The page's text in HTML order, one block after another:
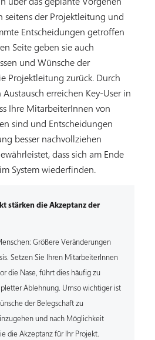
seitens der Projektleitung und
Entscheidungen getroffen
Seite geben sie auch
und Wünsche der
Projektleitung zurück. Durch
erreichen Key-User in
Ihre MitarbeiterInnen von
sind und Entscheidungen
besser nachvollziehen
dass sich am Ende
System wiederfinden.
stärken die Akzeptanz der
Größere Veränderungen
Setzen Sie Ihren MitarbeiterInnen
die Nase, führt dies häufig zu
Ablehnung. Umso wichtiger ist
der Belegschaft zu
und nach Möglichkeit
die Akzeptanz für Ihr Projekt.